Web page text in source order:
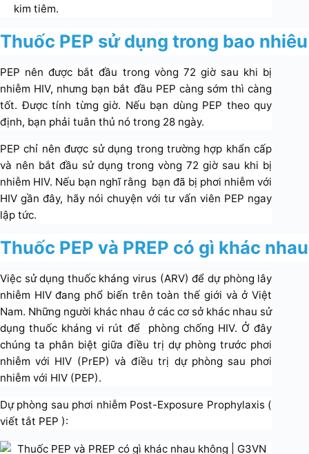
kim tiêm.
Thuốc PEP sử dụng trong bao
PEP nên được bắt đầu trong vòng 72 giờ sau khi bị
nhiễm HIV, nhưng bạn bắt đầu PEP càng sớm thì càng
tốt. Được tính từng giờ. Nếu bạn dùng PEP theo quy
định, bạn phải tuân thủ nó trong 28 ngày.
PEP chỉ nên được sử dụng trong trường hợp khẩn cấp
và nên bắt đầu sử dụng trong vòng 72 giờ sau khi bị
nhiễm HIV. Nếu bạn nghĩ rằng bạn đã bị phơi nhiễm với
HIV gần đây, hãy nói chuyện với tư vấn viên PEP ngay
lập tức.
Thuốc PEP và PREP có gì khác
Việc sử dụng thuốc kháng virus (ARV) để dự phòng lây
nhiễm HIV đang phổ biến trên toàn thế giới và ở Việt
Nam. Những người khác nhau ở các cơ sở khác nhau sử
dụng thuốc kháng vi rút để phòng chống HIV. Ở đây
chúng ta phân biệt giữa điều trị dự phòng trước phơi
nhiễm với HIV (PrEP) và điều trị dự phòng sau phơi
nhiễm với HIV (PEP).
Dự phòng sau phơi nhiễm Post-Exposure Prophylaxis (
viết tắt PEP ):